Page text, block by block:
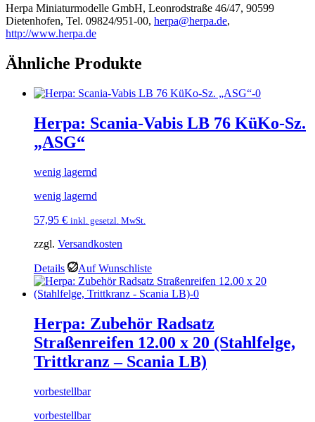
Herpa Miniaturmodelle GmbH, Leonrodstraße 46/47, 90599
Dietenhofen, Tel. 09824/951-00, herpa@herpa.de,
http://www.herpa.de
Ähnliche Produkte
Herpa: Scania-Vabis LB 76 KüKo-Sz.
„ASG“
wenig lagernd
wenig lagernd
57,95 € inkl. gesetzl. MwSt.
zzgl. Versandkosten
Details Auf Wunschliste
Herpa: Zubehör Radsatz
Straßenreifen 12.00 x 20 (Stahlfelge,
Trittkranz – Scania LB)
vorbestellbar
vorbestellbar